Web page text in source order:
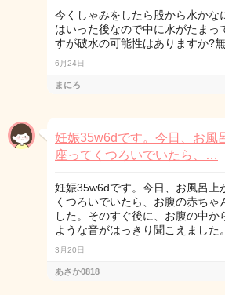
今くしゃみをしたら股から水かな
はいった後なので中に水がたまっ
すが破水の可能性はありますか?無
6月24日
まにろ
妊娠35w6dです。今日、お風
座ってくつろいでいたら、…
妊娠35w6dです。今日、お風呂上
くつろいでいたら、お腹の赤ちゃ
した。そのすぐ後に、お腹の中か
ような音がはっきり聞こえました
3月20日
あさか0818